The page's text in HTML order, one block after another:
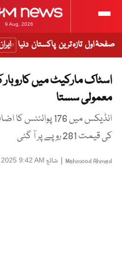
9 Aug, 2026
صفحۂ اول تازہ ترین پاکستان دنیا
اسٹاک مارکیٹ میں کاروبار
معمولی سستا
انڈیکس میں 176
کی قیمت 281 روپے پر آ گئی
Mehmood Ahmed
| شائع 9:42 AM